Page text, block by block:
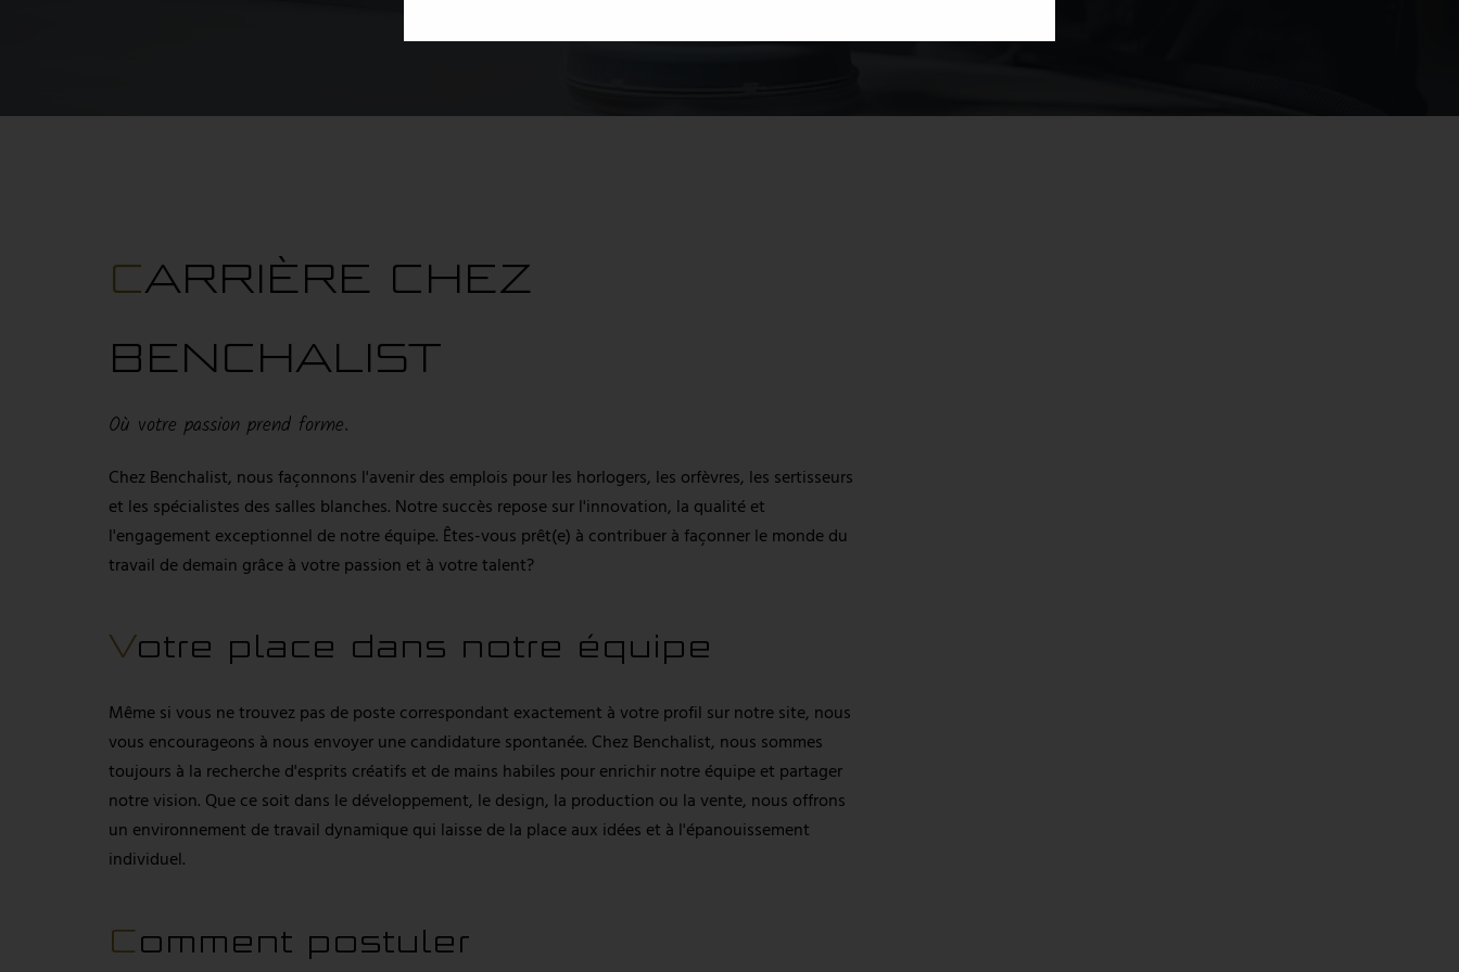
CARRIÈRE CHEZ
BENCHALIST
Où votre passion prend forme.
Chez Benchalist, nous façonnons l'avenir des emplois pour les horlogers, les orfèvres, les sertisseurs
et les spécialistes des salles blanches. Notre succès repose sur l'innovation, la qualité et
l'engagement exceptionnel de notre équipe. Êtes-vous prêt(e) à contribuer à façonner le monde du
travail de demain grâce à votre passion et à votre talent?
Votre place dans notre équipe
Même si vous ne trouvez pas de poste correspondant exactement à votre profil sur notre site, nous
vous encourageons à nous envoyer une candidature spontanée. Chez Benchalist, nous sommes
toujours à la recherche d'esprits créatifs et de mains habiles pour enrichir notre équipe et partager
notre vision. Que ce soit dans le développement, le design, la production ou la vente, nous offrons
un environnement de travail dynamique qui laisse de la place aux idées et à l'épanouissement
individuel.
Comment postuler